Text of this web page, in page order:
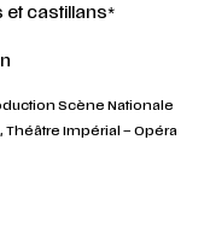
et castillans*
Scène Nationale
Impérial – Opéra